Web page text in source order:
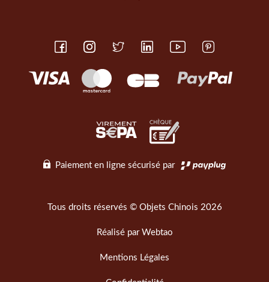
Paiement en ligne sécurisé par
Tous droits réservés © Objets Chinois 2026
Réalisé par Webtao
Mentions Légales